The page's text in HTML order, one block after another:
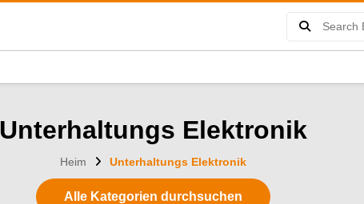
Unterhaltungs Elektronik
Heim Unterhaltungs Elektronik
Alle Kategorien durchsuchen